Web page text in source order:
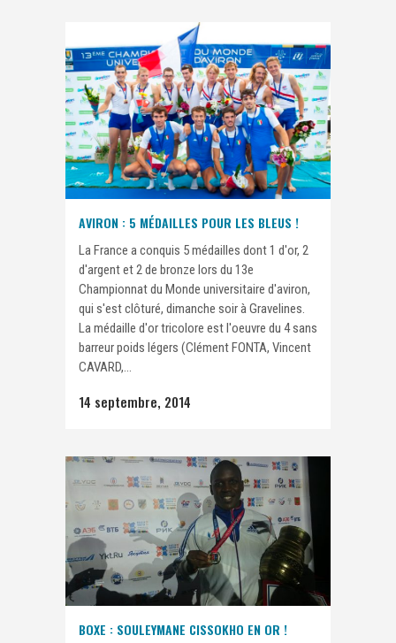
AVIRON : 5 MÉDAILLES POUR LES BLEUS !
La France a conquis 5 médailles dont 1 d'or, 2
d'argent et 2 de bronze lors du 13e
Championnat du Monde universitaire d'aviron,
qui s'est clôturé, dimanche soir à Gravelines.
La médaille d'or tricolore est l'oeuvre du 4 sans
barreur poids légers (Clément FONTA, Vincent
CAVARD,...
14 septembre, 2014
BOXE : SOULEYMANE CISSOKHO EN OR !